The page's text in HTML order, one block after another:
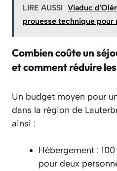
LIRE AUSSI Viaduc
prouesse technique pour
Combien coûte un
et comment réduire
Un budget moyen pour
dans la région de
ainsi :
Hébergement :
pour deux